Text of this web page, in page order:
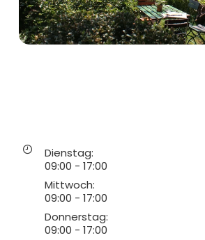
Dienstag:
09:00 - 17:00
Mittwoch:
09:00 - 17:00
Donnerstag:
09:00 - 17:00